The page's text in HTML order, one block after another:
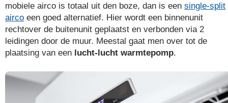
mobiele airco is totaal uit den boze, dan is een single-split
airco een goed alternatief. Hier wordt een binnenunit
rechtover de buitenunit geplaatst en verbonden via 2
leidingen door de muur. Meestal gaat men over tot de
plaatsing van een lucht-lucht warmtepomp.